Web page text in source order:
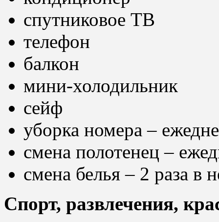
спутниковое ТВ
телефон
балкон
мини-холодильник
сейф
уборка номера –
смена полотенец –
смена белья – 2 раза в
Спорт, развлечения,